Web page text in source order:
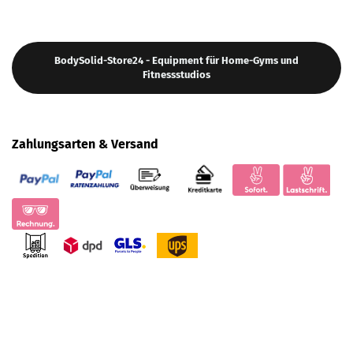
BodySolid-Store24 - Equipment für Home-Gyms und
Fitnessstudios
Zahlungsarten & Versand